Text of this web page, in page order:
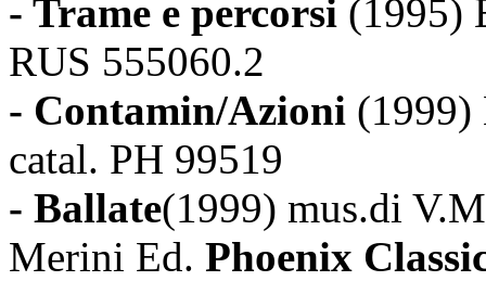
- Trame e percorsi (1995)
RUS 555060.2
- Contamin/Azioni (1999)
catal. PH 99519
- Ballate(1999) mus.di
Merini Ed. Phoenix